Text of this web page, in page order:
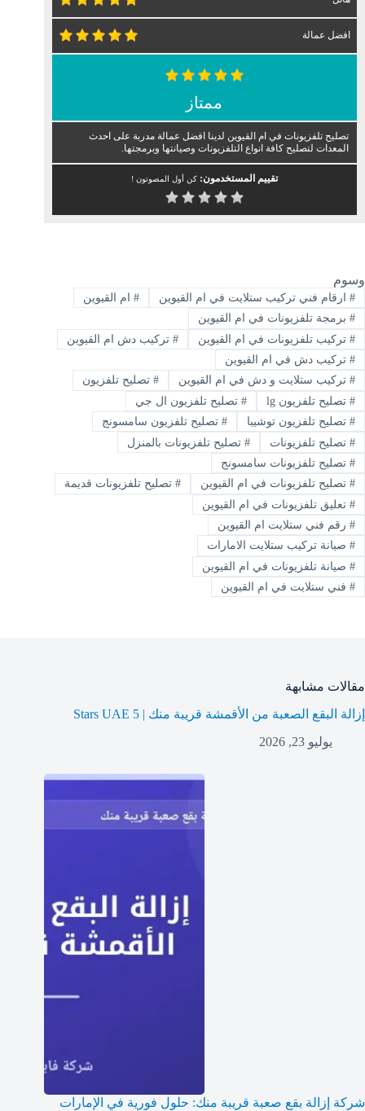
افضل عمالة
ممتاز
تصليح تلفزيونات في ام القيوين لدينا افضل عمالة مدربة على احدث
المعدات لتصليح كافة انواع التلفزيونات وصيانتها وبرمجتها.
تقييم المستخدمون:كن أول المصوتون !
وسوم
#ارقام فني تركيب ستلايت في ام القيوين #ام القيوين
#برمجة تلفزيونات في ام القيوين
#تركيب تلفزيونات في ام القيوين #تركيب دش ام القيوين
#تركيب دش في ام القيوين
#تركيب ستلايت و دش في ام القيوين #تصليح تلفزيون
#تصليح تلفزيون lg #تصليح تلفزيون ال جي
#تصليح تلفزيون توشيبا #تصليح تلفزيون سامسونج
#تصليح تلفزيونات #تصليح تلفزيونات بالمنزل
#تصليح تلفزيونات سامسونج
#تصليح تلفزيونات في ام القيوين #تصليح تلفزيونات قديمة
#تعليق تلفزيونات في ام القيوين
#رقم فني ستلايت ام القيوين
#صيانة تركيب ستلايت الامارات
#صيانة تلفزيونات في ام القيوين
#فني ستلايت في ام القيوين
مقالات مشابهة
إزالة البقع الصعبة من الأقمشة قريبة منك | 5 Stars UAE
يوليو 23, 2026
شركة إزالة بقع صعبة قريبة منك: حلول فورية في الإمارات